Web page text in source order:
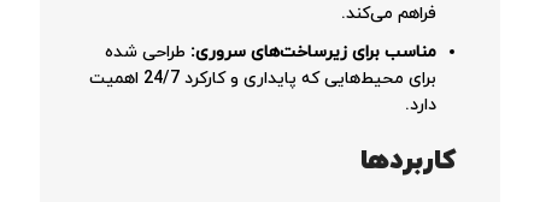
فراهم می‌کند.
مناسب برای زیرساخت‌های سروری: طراحی شده
برای محیط‌هایی که پایداری و کارکرد 24/7 اهمیت
دارد.
کاربردها